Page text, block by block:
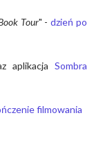
Tour" -dzień po
aplikacjaSombra
filmowania